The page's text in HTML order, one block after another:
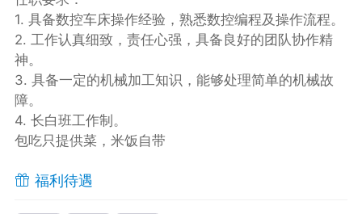
1. 具备数控车床操作经验，熟悉数控编程及操作流程。
2. 工作认真细致，责任心强，具备良好的团队协作精
神。
3. 具备一定的机械加工知识，能够处理简单的机械故
障。
4. 长白班工作制。
包吃只提供菜，米饭自带
福利待遇